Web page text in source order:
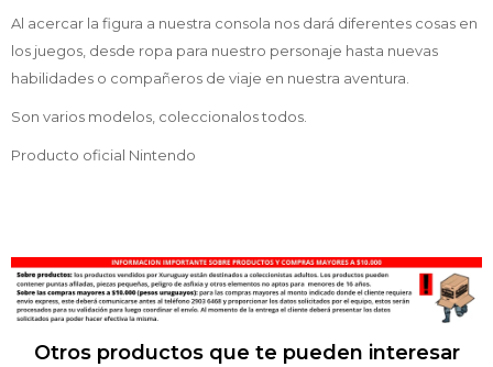
Al acercar la figura a nuestra consola nos dará diferentes cosas en
los juegos, desde ropa para nuestro personaje hasta nuevas
habilidades o compañeros de viaje en nuestra aventura.
Son varios modelos, coleccionalos todos.
Producto oficial Nintendo
Otros productos que te pueden interesar